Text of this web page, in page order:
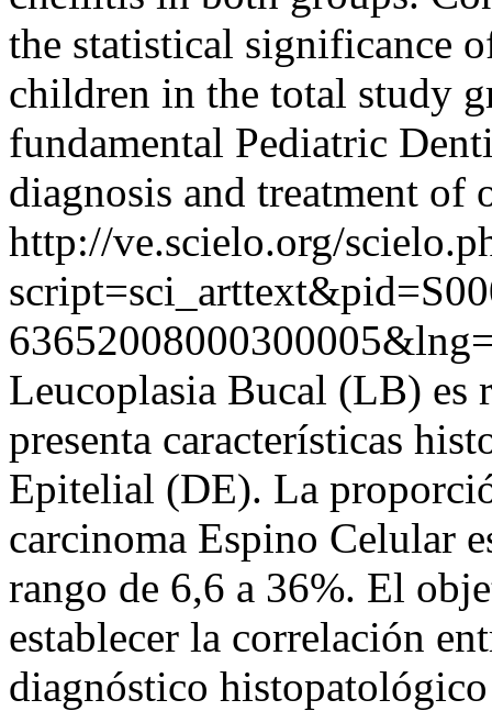
the statistical significance
children in the total study
fundamental Pediatric
diagnosis and treatment
http://ve.scielo.org/
Leucoplasia Bucal (LB) es
presenta características
Epitelial (DE). La
carcinoma Espino Celular
rango de 6,6 a 36%. El
establecer la correlación
diagnóstico